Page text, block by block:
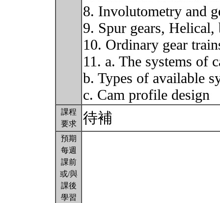
8. Involutometry and
9. Spur gears,
10. Ordinary gear
11. a. The systems of
b. Types of available
c. Cam profile design
課程
要求
待補
預期
每週
課前
或/與
課後
學習